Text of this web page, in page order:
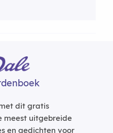
dit gratis
meest uitgebreide
en gedichten voor